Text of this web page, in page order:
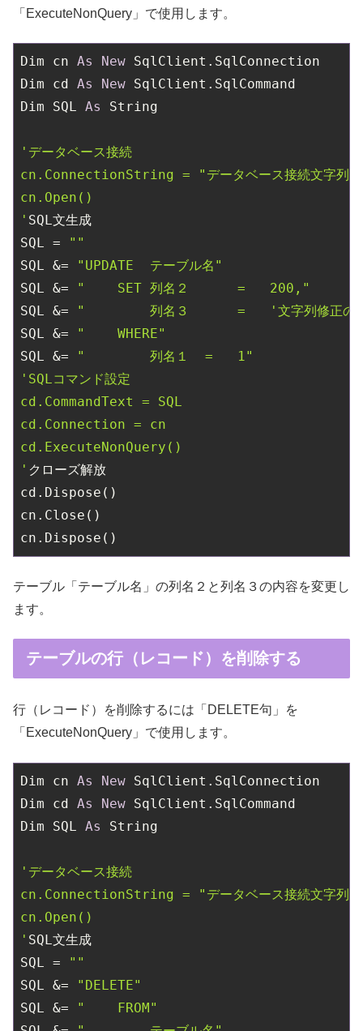
「ExecuteNonQuery」で使用します。
Dim cn As New SqlClient.SqlConnection
Dim cd As New SqlClient.SqlCommand
Dim SQL As String
'データベース接続
cn.ConnectionString = "データベース接続文字列"
cn.Open()
' SQL文生成
SQL =
""
SQL &=
"UPDATE  テーブル名"
SQL &=
"    SET 列名２      =   200,"
SQL &=
"        列名３      =   '文字列修正の
SQL &=
"    WHERE"
SQL &=
"        列名１  =   1"
'SQLコマンド設定
cd.CommandText = SQL
cd.Connection = cn
cd.ExecuteNonQuery()
' クローズ解放
cd.Dispose()
cn.Close()
テーブル「テーブル名」の列名２と列名３の内容を変更し
ます。
テーブルの行（レコード）を削除する
行（レコード）を削除するには「DELETE句」を
「ExecuteNonQuery」で使用します。
Dim cn As New SqlClient.SqlConnection
Dim cd As New SqlClient.SqlCommand
Dim SQL As String
'データベース接続
cn.ConnectionString = "データベース接続文字列"
cn.Open()
' SQL文生成
SQL =
""
SQL &=
"DELETE"
SQL &=
"    FROM"